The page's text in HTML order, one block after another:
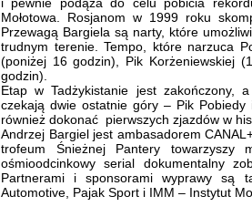
Mołotowa. Rosjanom w 1999 roku
Przewagą Bargiela są narty, które
trudnym terenie. Tempo, które narzuca
(poniżej 16 godzin), Pik Korżeniewskiej
godzin).
Etap w Tadżykistanie jest zakończony,
czekają dwie ostatnie góry – Pik
również dokonać pierwszych zjazdów w
Andrzej Bargiel jest ambasadorem
trofeum Śnieżnej Pantery
ośmioodcinkowy serial dokumentalny
Partnerami i sponsorami wyprawy są
Automotive, Pajak Sport i IMM – Instytut